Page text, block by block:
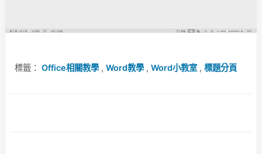
標籤： Office相關教學, Word教學, Word小教室 , 標題分頁